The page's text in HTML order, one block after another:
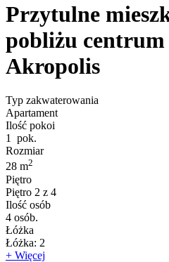
Przytulne
pobliżu centrum
Akropolis
Typ zakwaterowania
Apartament
Ilość pokoi
1
pok.
Rozmiar
28 m2
Piętro
Piętro 2 z 4
Ilość osób
4 osób.
Łóżka
Łóżka: 2
+ Więcej